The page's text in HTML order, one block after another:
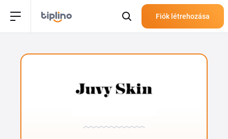
Fiók létrehozása